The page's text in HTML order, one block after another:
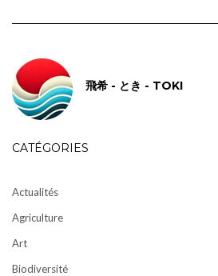
飛希 - とき - TOKI
CATÉGORIES
Actualités
Agriculture
Art
Biodiversité